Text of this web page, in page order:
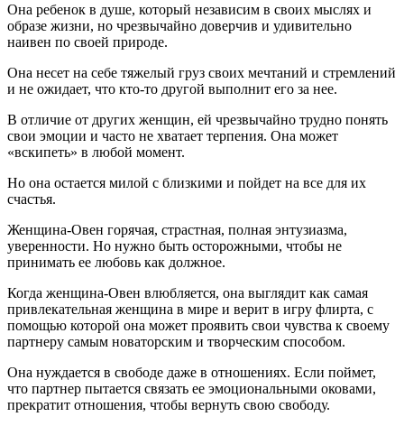
Она ребенок в душе, который независим в своих мыслях и
образе жизни, но чрезвычайно доверчив и удивительно
наивен по своей природе.
Она несет на себе тяжелый груз своих мечтаний и стремлений
и не ожидает, что кто-то другой выполнит его за нее.
В отличие от других женщин, ей чрезвычайно трудно понять
свои эмоции и часто не хватает терпения. Она может
«вскипеть» в любой момент.
Но она остается милой с близкими и пойдет на все для их
счастья.
Женщина-Овен горячая, страстная, полная энтузиазма,
уверенности. Но нужно быть осторожными, чтобы не
принимать ее любовь как должное.
Когда женщина-Овен влюбляется, она выглядит как самая
привлекательная женщина в мире и верит в игру флирта, с
помощью которой она может проявить свои чувства к своему
партнеру самым новаторским и творческим способом.
Она нуждается в свободе даже в отношениях. Если поймет,
что партнер пытается связать ее эмоциональными оковами,
прекратит отношения, чтобы вернуть свою свободу.